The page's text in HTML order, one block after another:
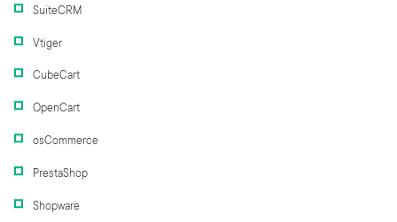
SuiteCRM
Vtiger
CubeCart
OpenCart
osCommerce
PrestaShop
Shopware